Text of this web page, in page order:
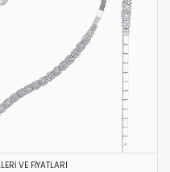
VE FIYATLARI